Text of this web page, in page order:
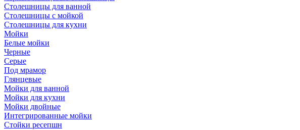
Столешницы для ванной
Столешницы с мойкой
Столешницы для кухни
Мойки
Белые мойки
Черные
Серые
Под мрамор
Глянцевые
Мойки для ванной
Мойки для кухни
Мойки двойные
Интегрированные мойки
Стойки ресепшн